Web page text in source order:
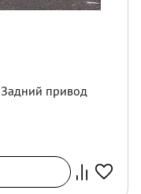
Задний привод